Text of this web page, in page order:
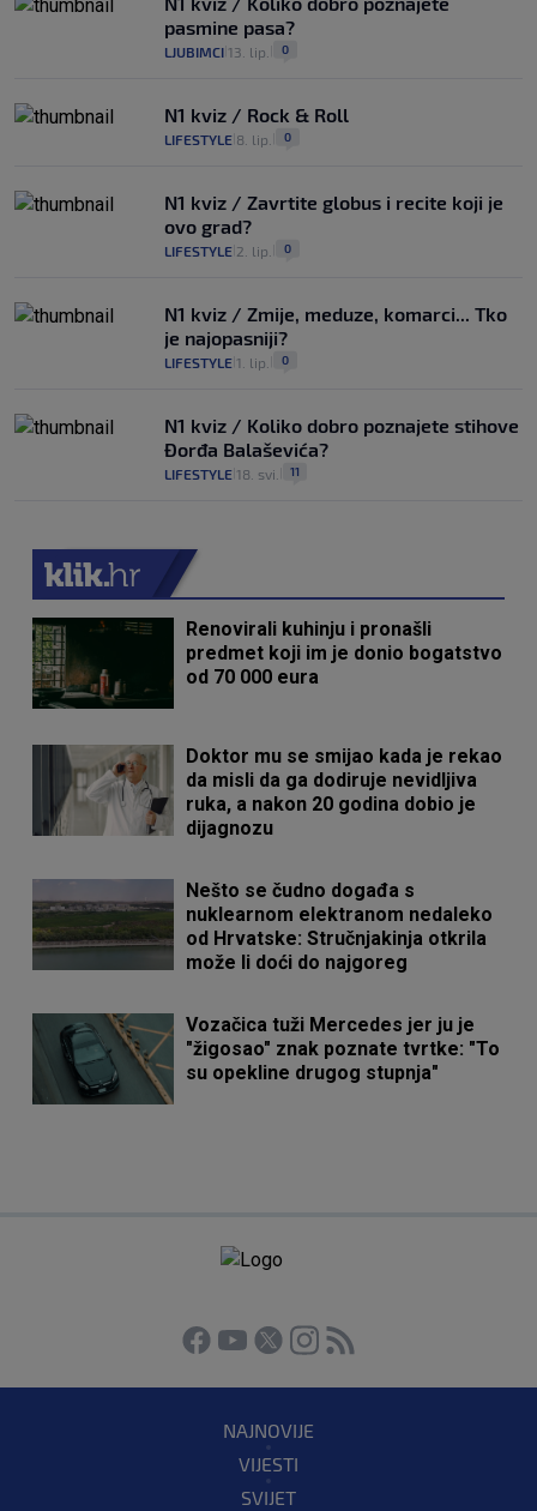
pasmine pasa?
LJUBIMCI 13. lip. 0
N1 kviz / Rock & Roll
LIFESTYLE 8. lip. 0
N1 kviz / Zavrtite globus i recite koji je
ovo grad?
LIFESTYLE 2. lip. 0
N1 kviz / Zmije, meduze, komarci... Tko
je najopasniji?
LIFESTYLE 1. lip. 0
N1 kviz / Koliko dobro poznajete stihove
Đorđa Balaševića?
LIFESTYLE 18. svi. 11
Renovirali kuhinju i pronašli
predmet koji im je donio bogatstvo
od 70 000 eura
Doktor mu se smijao kada je rekao
da misli da ga dodiruje nevidljiva
ruka, a nakon 20 godina dobio je
dijagnozu
Nešto se čudno događa s
nuklearnom elektranom nedaleko
od Hrvatske: Stručnjakinja otkrila
može li doći do najgoreg
Vozačica tuži Mercedes jer ju je
"žigosao" znak poznate tvrtke: "To
su opekline drugog stupnja"
NAJNOVIJE
VIJESTI
SVIJET